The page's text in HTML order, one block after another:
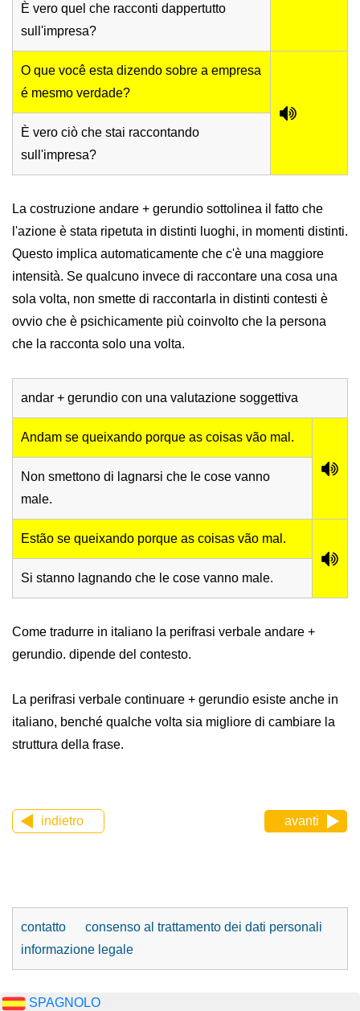
È vero quel che racconti dappertutto
sull'impresa?
O que você esta dizendo sobre a empresa
é mesmo verdade?
È vero ciò che stai raccontando
sull'impresa?
La costruzione andare + gerundio sottolinea il fatto che
l'azione è stata ripetuta in distinti luoghi, in momenti distinti.
Questo implica automaticamente che c'è una maggiore
intensità. Se qualcuno invece di raccontare una cosa una
sola volta, non smette di raccontarla in distinti contesti è
ovvio che è psichicamente più coinvolto che la persona
che la racconta solo una volta.
andar + gerundio con una valutazione soggettiva
Andam se queixando porque as coisas vão mal.
Non smettono di lagnarsi che le cose vanno
male.
Estão se queixando porque as coisas vão mal.
Si stanno lagnando che le cose vanno male.
Come tradurre in italiano la perifrasi verbale andare +
gerundio. dipende del contesto.
La perifrasi verbale continuare + gerundio esiste anche in
italiano, benché qualche volta sia migliore di cambiare la
struttura della frase.
indietro avanti
contatto
consenso al trattamento dei dati personali
informazione legale
SPAGNOLO